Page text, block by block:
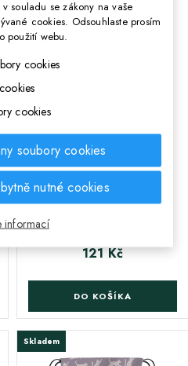
;
-15%
HASH Sáček na přezůvky
NEON KITTY, AD1,
507022033
Cena
121 Kč
DO KOŠÍKA
Skladem
souladu se zákony na vaše
cookies. Odsouhlaste prosím
použití webu.
cookies
cookies
soubory cookies
nutné cookies
informací